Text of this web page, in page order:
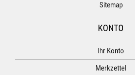
Sitemap
KONTO
Ihr Konto
Merkzettel